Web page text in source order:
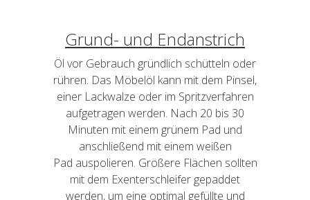
Grund- und Endanstrich
Öl vor Gebrauch gründlich schütteln oder
rühren. Das Möbelöl kann mit dem Pinsel,
einer Lackwalze oder im Spritzverfahren
aufgetragen werden. Nach 20 bis 30
Minuten mit einem grünem Pad und
anschließend mit einem weißen
Pad auspolieren. Größere Flächen sollten
mit dem Exenterschleifer gepaddet
werden, um eine optimal gefüllte und